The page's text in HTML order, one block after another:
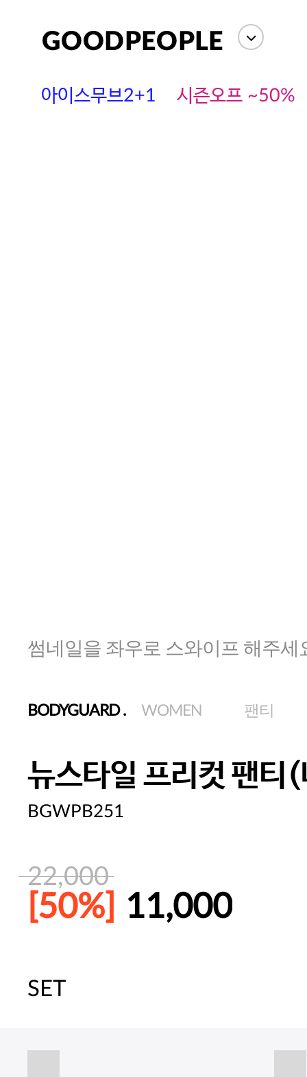
아이스무브2+1 시즌오프 ~50%
썸네일을 좌우로 스와이프 해주세
BODYGUARD. WOMEN 팬티
뉴스타일 프리컷 팬티
BGWPB251
22,000
[50%] 11,000
주말특가 20%(8.7~8.9)/5만원 이
SET